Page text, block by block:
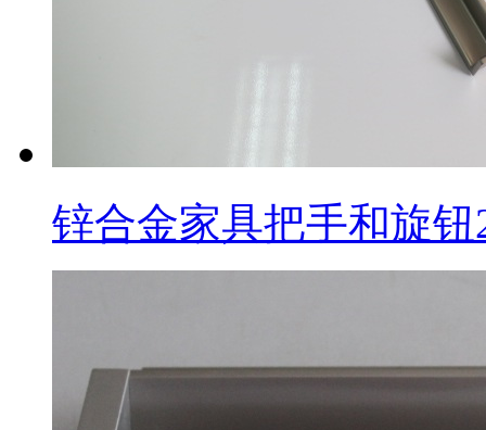
锌合金家具把手和旋钮